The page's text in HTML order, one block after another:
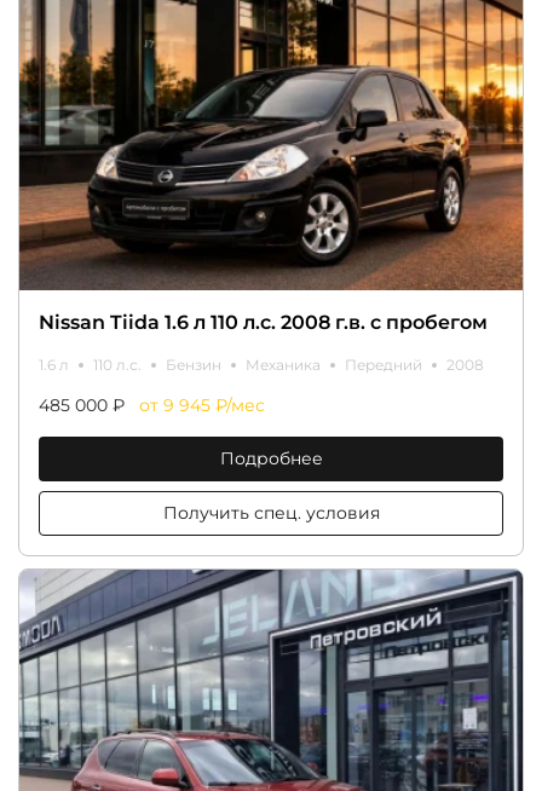
Nissan Tiida 1.6 л 110 л.с. 2008 г.в. с пробегом
1.6 л 110 л.с. Бензин Механика Передний 2008
485 000 ₽ от 9 945 ₽/мес
Подробнее
Получить спец. условия